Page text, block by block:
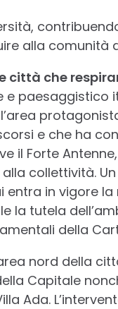
alla comunità
città che
e paesaggistico
e che ha
il Forte
collettività.
entra in vigore la
la tutela
della
nord della
Capitale
Ada.